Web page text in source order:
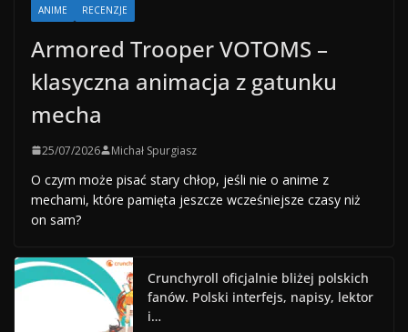
ANIME RECENZJE
Armored Trooper VOTOMS –
klasyczna animacja z gatunku
mecha
25/07/2026 Michał Spurgiasz
O czym może pisać stary chłop, jeśli nie o anime z
mechami, które pamięta jeszcze wcześniejsze czasy niż
on sam?
Crunchyroll oficjalnie bliżej polskich
fanów. Polski interfejs, napisy, lektor
i…